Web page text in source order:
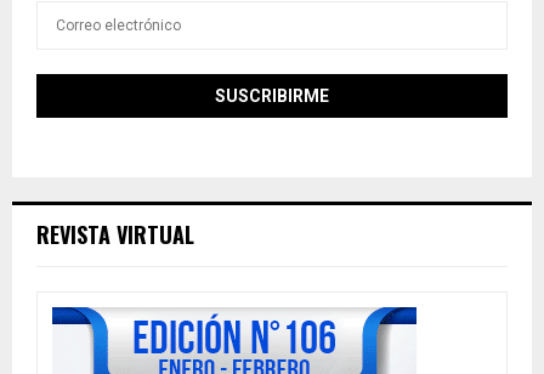
REVISTA VIRTUAL